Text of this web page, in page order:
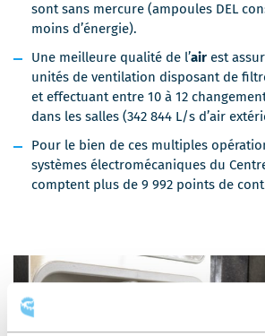
sont sans mercure (ampoules DEL
moins d’énergie).
Une meilleure qualité de l’air est
unités de ventilation disposant de
et effectuant entre 10 à 12
dans les salles (342 844 L/s d’air
Pour le bien de ces multiples
systèmes électromécaniques du
comptent plus de 9 992 points de